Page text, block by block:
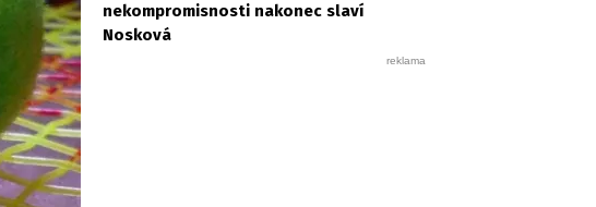
nekompromisnosti nakonec slaví
Nosková